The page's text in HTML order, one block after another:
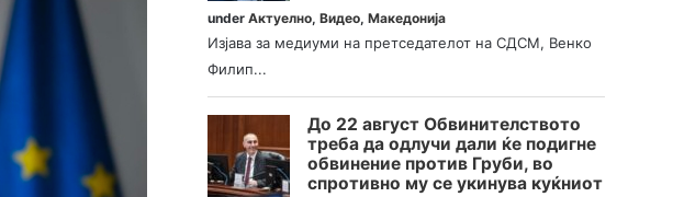
underАктуелно,Видео,Македонија
Изјава за медиуми на претседателот на СДСМ, Венко
Филип...
До 22 август Обвинителството
треба да одлучи дали ќе подигне
обвинение против Груби, во
спротивно му се укинува куќниот